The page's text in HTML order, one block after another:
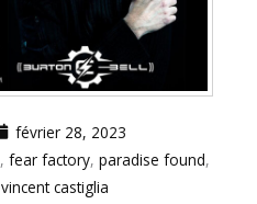
février 28, 2023
, fear factory, paradise found,
vincent castiglia